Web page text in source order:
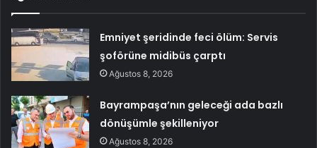
Emniyet şeridinde feci ölüm: Servis
şoförüne midibüs çarptı
Ağustos 8, 2026
Bayrampaşa’nın geleceği ada bazlı
dönüşümle şekilleniyor
Ağustos 8, 2026